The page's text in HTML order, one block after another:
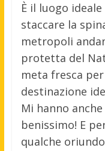
È il luogo
staccare la
metropoli
protetta del
meta fresca
destinazione
Mi hanno
benissimo! E
qualche